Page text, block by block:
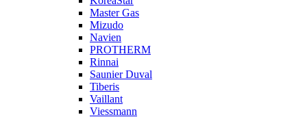
Master Gas
Mizudo
Navien
PROTHERM
Rinnai
Saunier Duval
Tiberis
Vaillant
Viessmann